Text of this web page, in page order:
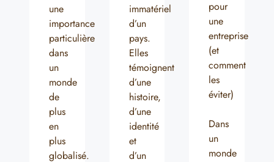
une
importance
particulière
dans
un
monde
de
plus
en
plus
globalisé.
immatériel
d’un
pays.
Elles
témoignent
d’une
histoire,
d’une
identité
et
d’un
pour
une
entreprise
(et
comment
les
éviter)
Dans
un
monde